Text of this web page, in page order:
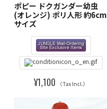
ポピー ドクガンダー幼虫
(オレンジ) ポリ人形 約6cm
サイズ
¥1,100 （Tax Incl.）